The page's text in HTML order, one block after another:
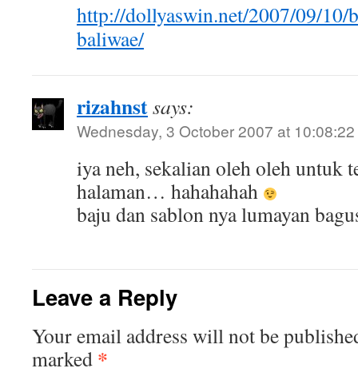
http://dollyaswin.net/2007/09/10/
baliwae/
rizahnstsays:
Wednesday, 3 October 2007 at 10:08:22
iya neh, sekalian oleh oleh untuk
halaman… hahahahah
baju dan sablon nya lumayan
Leave a Reply
Your email address will not be
marked *